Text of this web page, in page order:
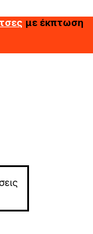
με έκπτωση